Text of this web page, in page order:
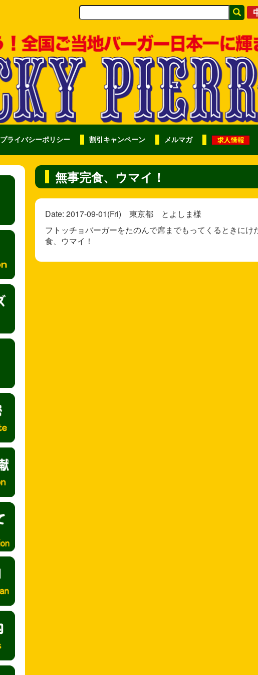
プライバシーポリシー 割引キャンペーン メルマガ
無事完食、ウマイ！
Date: 2017-09-01(Fri) 東京都 とよしま様
フトッチョバーガーをたのんで席までもってくるときに
食、ウマイ！